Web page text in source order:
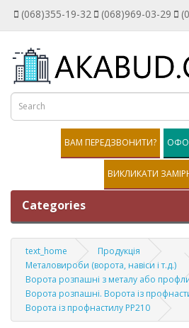
(068)355-19-32 (068)969-03-29
ВАМ ПЕРЕДЗВОНИТИ?
ВИКЛИКАТИ
Categories
text_home
Продукція
Металовироби (ворота, навіси і т.д.)
Ворота розпашні з металу або
Ворота розпашні. Ворота із
Ворота із профнастилу PP210